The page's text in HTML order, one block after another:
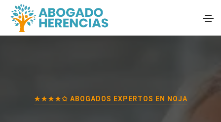
★★★★✩ ABOGADOS EXPERTOS EN NOJA